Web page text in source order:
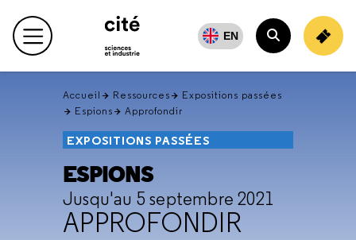
en
haut Menu principal EN
Rechercher
Accueil Ressources
Expositions passées
Espions
Approfondir
EXPOSITIONS PASSÉES
ESPIONS
Jusqu'au 5 septembre 2021
APPROFONDIR